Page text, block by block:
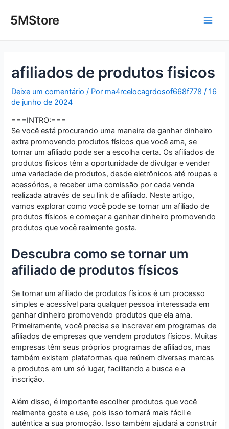
para5MStore
afiliados de produtos fisicos
Deixe um comentário / Por ma4rcelocagrdosof668f778/16
de junho de 2024
===INTRO:===
Se você está procurando uma maneira de ganhar dinheiro
extra promovendo produtos físicos que você ama, se
tornar um afiliado pode ser a escolha certa. Os afiliados de
produtos físicos têm a oportunidade de divulgar e vender
uma variedade de produtos, desde eletrônicos até roupas e
acessórios, e receber uma comissão por cada venda
realizada através de seu link de afiliado. Neste artigo,
vamos explorar como você pode se tornar um afiliado de
produtos físicos e começar a ganhar dinheiro promovendo
produtos que você realmente gosta.
Descubra como se tornar um
afiliado de produtos físicos
Se tornar um afiliado de produtos físicos é um processo
simples e acessível para qualquer pessoa interessada em
ganhar dinheiro promovendo produtos que ela ama.
Primeiramente, você precisa se inscrever em programas de
afiliados de empresas que vendem produtos físicos. Muitas
empresas têm seus próprios programas de afiliados, mas
também existem plataformas que reúnem diversas marcas
e produtos em um só lugar, facilitando a busca e a
inscrição.
Além disso, é importante escolher produtos que você
realmente goste e use, pois isso tornará mais fácil e
autêntica a sua promoção. Isso também ajudará a construir
navigation